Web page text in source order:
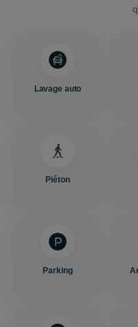
Lavage auto
Piéton
Parking